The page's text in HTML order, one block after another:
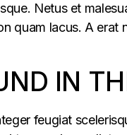
Netus et
quam lacus. A erat
IN
feugiat